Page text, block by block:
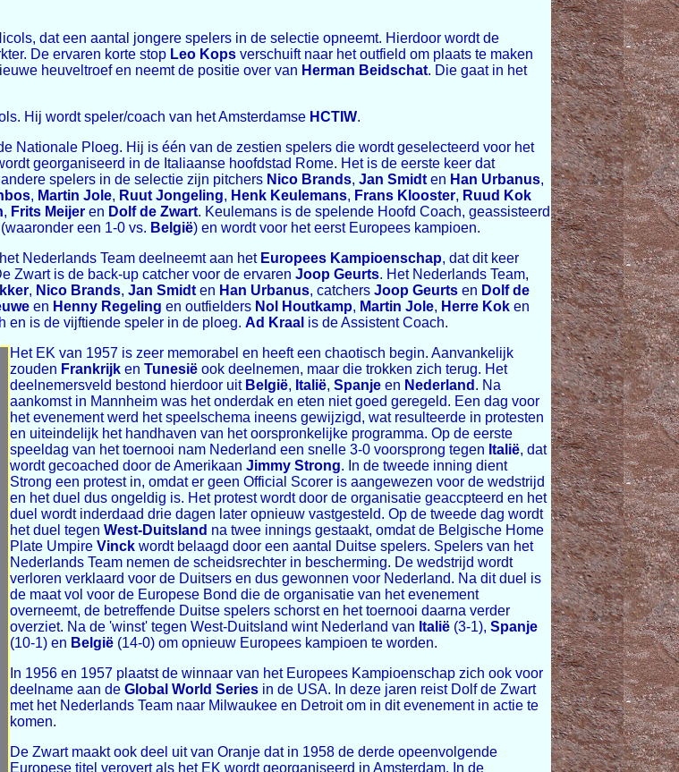
dat een aantal jongere spelers in de selectie opneemt. Hierdoor wordt de
De ervaren korte stop Leo Kops verschuift naar het outfield om plaats te maken
heuveltroef en neemt de positie over van Herman Beidschat. Die gaat in het
Hij wordt speler/coach van het Amsterdamse HCTIW.
Nationale Ploeg. Hij is één van de zestien spelers die wordt geselecteerd voor het
georganiseerd in de Italiaanse hoofdstad Rome. Het is de eerste keer dat
spelers in de selectie zijn pitchers Nico Brands, Jan Smidt en Han Urbanus,
, Martin Jole, Ruut Jongeling, Henk Keulemans, Frans Klooster, Ruud Kok
, Frits Meijer en Dolf de Zwart. Keulemans is de spelende Hoofd Coach, geassisteerd
een 1-0 vs. België) en wordt voor het eerst Europees kampioen.
Nederlands Team deelneemt aan het Europees Kampioenschap, dat dit keer
Zwart is de back-up catcher voor de ervaren Joop Geurts. Het Nederlands Team,
, Nico Brands, Jan Smidt en Han Urbanus, catchers Joop Geurts en Dolf de
en Henny Regeling en outfielders Nol Houtkamp, Martin Jole, Herre Kok en
en is de vijftiende speler in de ploeg. Ad Kraal is de Assistent Coach.
Het EK van 1957 is zeer memorabel en heeft een chaotisch begin. Aanvankelijk
zouden Frankrijk en Tunesië ook deelnemen, maar die trokken zich terug. Het
deelnemersveld bestond hierdoor uit België, Italië, Spanje en Nederland . Na
aankomst in Mannheim was het onderdak en eten niet goed geregeld. Een dag voor
het evenement werd het speelschema ineens gewijzigd, wat resulteerde in protesten
en uiteindelijk het handhaven van het oorspronkelijke programma. Op de eerste
speeldag van het toernooi nam Nederland een snelle 3-0 voorsprong tegen Italië, dat
wordt gecoached door de Amerikaan Jimmy Strong. In de tweede inning dient
Strong een protest in, omdat er geen Official Scorer is aangewezen voor de wedstrijd
en het duel dus ongeldig is. Het protest wordt door de organisatie geaccpteerd en het
duel wordt inderdaad drie dagen later opnieuw vastgesteld. Op de tweede dag wordt
het duel tegen West-Duitsland na twee innings gestaakt, omdat de Belgische Home
Plate Umpire Vinck wordt belaagd door een aantal Duitse spelers. Spelers van het
Nederlands Team nemen de scheidsrechter in bescherming. De wedstrijd wordt
verloren verklaard voor de Duitsers en dus gewonnen voor Nederland. Na dit duel is
de maat vol voor de Europese Bond die de organisatie van het evenement
overneemt, de betreffende Duitse spelers schorst en het toernooi daarna verder
overziet. Na de 'winst' tegen West-Duitsland wint Nederland van Italië (3-1), Spanje
(10-1) en België (14-0) om opnieuw Europees kampioen te worden.
In 1956 en 1957 plaatst de winnaar van het Europees Kampioenschap zich ook voor
deelname aan de Global World Series in de USA. In deze jaren reist Dolf de Zwart
met het Nederlands Team naar Milwaukee en Detroit om in dit evenement in actie te
komen.
De Zwart maakt ook deel uit van Oranje dat in 1958 de derde opeenvolgende
Europese titel verovert als het EK wordt georganiseerd in Amsterdam. In de